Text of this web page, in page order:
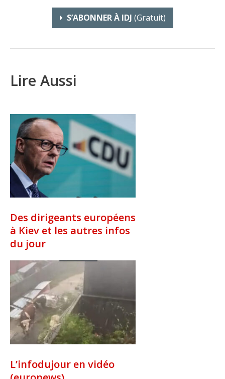
S’ABONNER À IDJ (gratuit)
Lire Aussi
Des dirigeants européens
à Kiev et les autres infos
du jour
L’infodujour en vidéo